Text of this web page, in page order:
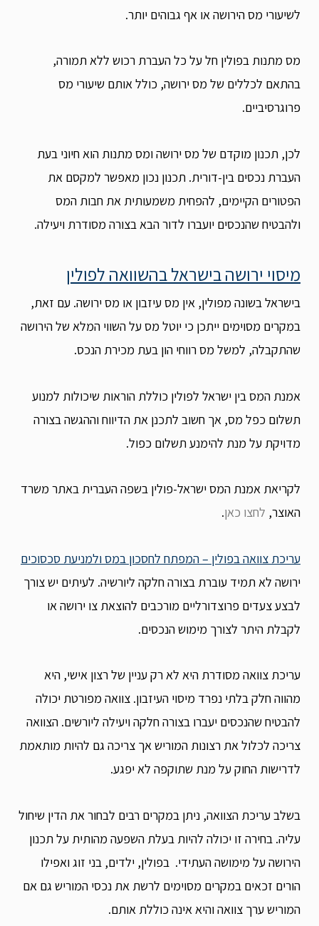
לשיעורי מס הירושה או אף גבוהים יותר.
מס מתנות בפולין חל על כל העברת רכוש ללא תמורה,
בהתאם לכללים של מס ירושה, כולל אותם שיעורי מס
פרוגרסיביים.
לכן, תכנון מוקדם של מס ירושה ומס מתנות הוא חיוני בעת
העברת נכסים בין-דורית. תכנון נכון מאפשר למקסם את
הפטורים הקיימים, להפחית משמעותית את חבות המס
ולהבטיח שהנכסים יועברו לדור הבא בצורה מסודרת ויעילה.
מיסוי ירושה בישראל בהשוואה לפולין
בישראל בשונה מפולין, אין מס עיזבון או מס ירושה. עם זאת,
במקרים מסוימים ייתכן כי יוטל מס על השווי המלא של הירושה
שהתקבלה, למשל מס רווחי הון בעת מכירת הנכס.
אמנת המס בין ישראל לפולין כוללת הוראות שיכולות למנוע
תשלום כפל מס, אך חשוב לתכנן את הדיווח וההגשה בצורה
מדויקת על מנת להימנע תשלום כפול.
לקריאת אמנת המס ישראל-פולין בשפה העברית באתר משרד
האוצר, לחצו כאן.
עריכת צוואה בפולין – המפתח לחסכון במס ולמניעת סכסוכים
ירושה לא תמיד עוברת בצורה חלקה ליורשיה. לעיתים יש צורך
לבצע צעדים פרוצדורליים מורכבים להוצאת צו ירושה או
לקבלת היתר לצורך מימוש הנכסים.
עריכת צוואה מסודרת היא לא רק עניין של רצון אישי, היא
מהווה חלק בלתי נפרד מיסוי העיזבון. צוואה מפורטת יכולה
להבטיח שהנכסים יעברו בצורה חלקה ויעילה ליורשים. הצוואה
צריכה לכלול את רצונות המוריש אך צריכה גם להיות מותאמת
לדרישות החוק על מנת שתוקפה לא יפגע.
בשלב עריכת הצוואה, ניתן במקרים רבים לבחור את הדין שיחול
עליה. בחירה זו יכולה להיות בעלת השפעה מהותית על תכנון
הירושה על מימושה העתידי. בפולין, ילדים, בני זוג ואפילו
הורים זכאים במקרים מסוימים לרשת את נכסי המוריש גם אם
המוריש ערך צוואה והיא אינה כוללת אותם.